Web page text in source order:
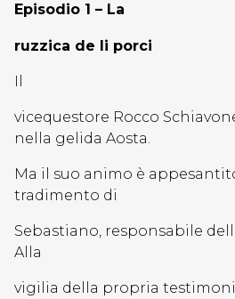
Episodio 1 – La
ruzzica de li porci
Il
vicequestore Rocco
nella gelida Aosta.
Ma il suo animo è
tradimento di
Sebastiano, responsabile
Alla
vigilia della propria